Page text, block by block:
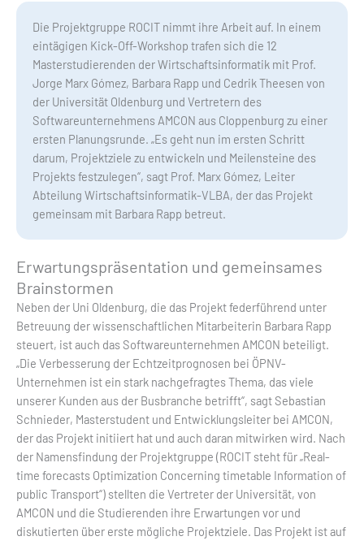
Die Projektgruppe ROCIT nimmt ihre Arbeit auf. In einem
eintägigen Kick-Off-Workshop trafen sich die 12
Masterstudierenden der Wirtschaftsinformatik mit Prof.
Jorge Marx Gómez, Barbara Rapp und Cedrik Theesen von
der Universität Oldenburg und Vertretern des
Softwareunternehmens AMCON aus Cloppenburg zu einer
ersten Planungsrunde. „Es geht nun im ersten Schritt
darum, Projektziele zu entwickeln und Meilensteine des
Projekts festzulegen“, sagt Prof. Marx Gómez, Leiter
Abteilung Wirtschaftsinformatik-VLBA, der das Projekt
gemeinsam mit Barbara Rapp betreut.
Erwartungspräsentation und gemeinsames
Brainstormen
Neben der Uni Oldenburg, die das Projekt federführend unter
Betreuung der wissenschaftlichen Mitarbeiterin Barbara Rapp
steuert, ist auch das Softwareunternehmen AMCON beteiligt.
„Die Verbesserung der Echtzeitprognosen bei ÖPNV-
Unternehmen ist ein stark nachgefragtes Thema, das viele
unserer Kunden aus der Busbranche betrifft“, sagt Sebastian
Schnieder, Masterstudent und Entwicklungsleiter bei AMCON,
der das Projekt initiiert hat und auch daran mitwirken wird. Nach
der Namensfindung der Projektgruppe (ROCIT steht für „Real-
time forecasts Optimization Concerning timetable Information of
public Transport“) stellten die Vertreter der Universität, von
AMCON und die Studierenden ihre Erwartungen vor und
diskutierten über erste mögliche Projektziele. Das Projekt ist auf